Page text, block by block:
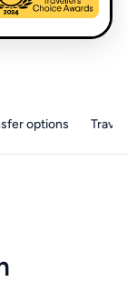
options